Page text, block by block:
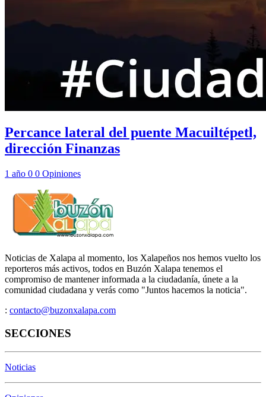
Percance lateral del puente Macuiltépetl,
dirección Finanzas
1 año 0 0 Opiniones
Noticias de Xalapa al momento, los Xalapeños nos hemos vuelto los
reporteros más activos, todos en Buzón Xalapa tenemos el
compromiso de mantener informada a la ciudadanía, únete a la
comunidad ciudadana y verás como "Juntos hacemos la noticia".
: contacto@buzonxalapa.com
SECCIONES
Noticias